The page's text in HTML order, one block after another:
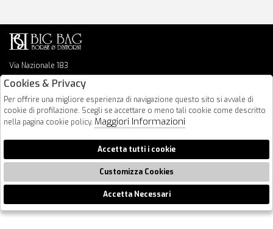
Via Nazionale 183
64026 Roseto Degli Abruzzi
info@bigbagshoponline.it
follow us
2026 BigBag - P.iva : 00916940679 Powered by
🍪
Cookies & Privacy
Per offrire una migliore esperienza di navigazione questo sito si avvale di
cookie di profilazione. Scegli se accettare o meno tali cookie come descritto
nella pagina cookie policy. Maggiori Informazioni
Accetta tutti i cookie
Customizza Cookies
Accetta Necessari